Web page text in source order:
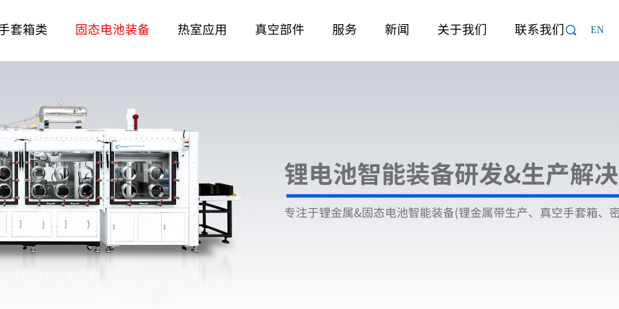
套箱类 固态电池装备 热室应用 真空部件 服务 新闻 关于我们 联系我们 EN